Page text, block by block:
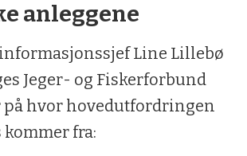
anleggene
Line Lillebø
Jeger- og Fiskerforbund
på hvor hovedutfordringen
kommer fra: